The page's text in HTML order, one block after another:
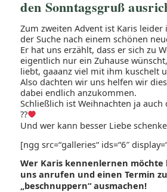
den Sonntagsgruß
Zum zweiten Advent ist Karis
der Suche nach einem schönen
Er hat uns erzählt, dass er sich zu
eigentlich nur ein Zuhause
liebt, gaaanz viel mit ihm kuschelt
Also dachten wir uns helfen wir
dabei endlich anzukommen.
Schließlich ist Weihnachten ja auch
??
Und wer kann besser Liebe
[ngg src=“galleries“ ids=“6″
Wer Karis kennenlernen
uns anrufen und einen Termin
„beschnuppern“ ausmachen!